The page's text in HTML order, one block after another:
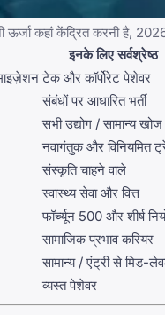
कहां केंद्रित करनी है,
इनके लिए सर्वश्रेष्ठ
टेक और कॉर्पोरेट पेशेवर
संबंधों पर आधारित भर्ती
सभी उद्योग / सामान्य खोज
नवागंतुक और विनियमित
संस्कृति चाहने वाले
स्वास्थ्य सेवा और वित्त
फॉर्च्यून 500 और शीर्ष
सामाजिक प्रभाव करियर
सामान्य / एंट्री से मिड-
व्यस्त पेशेवर